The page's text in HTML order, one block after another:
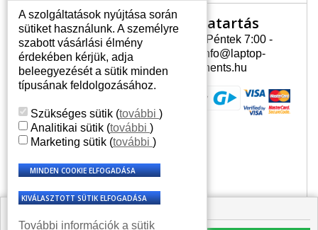
jótállás egész ideje alatt a pixelek
hibásodása nélkül, teljesítik az
A+ minőségi kategória igényes
feltételeit.
HOGYAN TUDJA MEGÁLLAPÍTANI
MILYEN KIJELZŐ SZÜKSÉGES A
A kijelzőt a laptop modeljle alapján lehet
kikeresni, amely megjelölés megtalálható
a laptop alulsó részén található címkén
ábrázolva van egy keretben vagy a
billentyűzetnél a vázon is. Abban az
esetben, amennyiben a sérült vagy
megrepedt kijelző le van szerelve, a típus
Az Ön számlája
Az Ön számlája
Személyes információk
Címek
Nyitvatartás
Hétfõ - Péntek 7:00 -
15:30 info@laptop-
components.hu
A szolgáltatások nyújtása során
sütiket használunk. A személyre
szabott vásárlási élmény
érdekében kérjük, adja
beleegyezését a sütik minden
típusának feldolgozásához.
Szükséges sütik (további )
Analitikai sütik (további )
Marketing sütik (további )
További információk a sütik